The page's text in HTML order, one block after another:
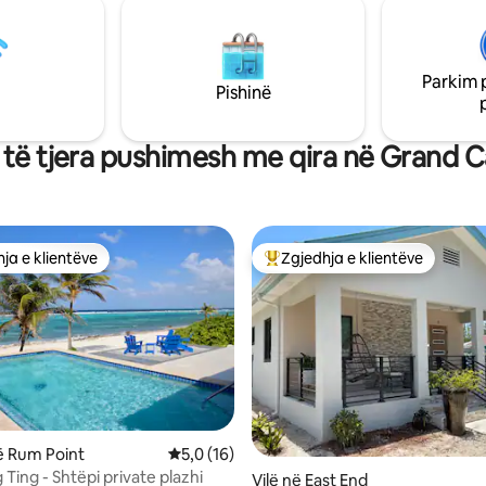
vjetër në plazhet e afërta.
që të kontrollosh listimet e tjera
mospirjes së
tregtare dhe atraksionet e tjera
Pishinë
Parkim
tjera pushimesh me qira në Grand
5, 15 vlerësime
e zgjedhjeve të klientëve
e klientëve
Rum Point Vlerësimi mesatar 5,0 nga 5, 16 vlerësime
5,0 (16)
Ting - Shtëpi private plazhi
Më të mirat e zgjedhjeve të
Zgjedhja e klientëve
Vilë në East End